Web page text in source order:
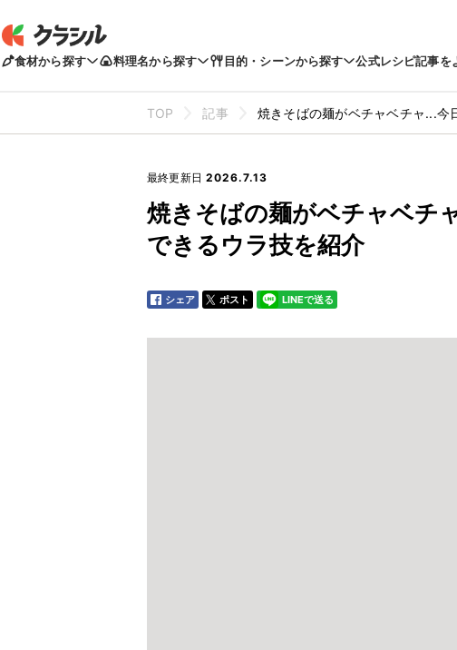
食材から探す 料理名から探す 目的・シーンから探す 公式レシピ記事を
TOP 記事 焼きそばの麺がベチャベチャ...今
最終更新日 2026.7.13
焼きそばの麺がベチャベチ
できるウラ技を紹介
シェア ポスト LINEで送る